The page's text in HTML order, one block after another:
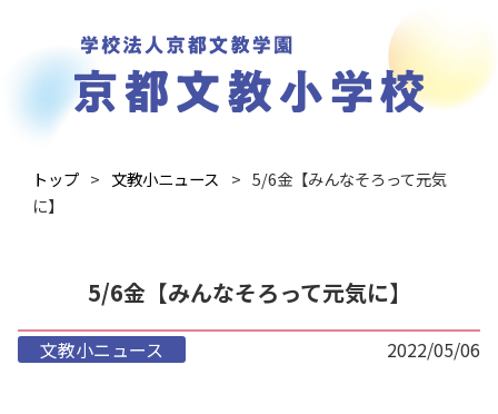
トップ 文教小ニュース
5/6金【みんなそろって元気
に】
5/6金【みんなそろって元気に】
文教小ニュース 2022/05/06